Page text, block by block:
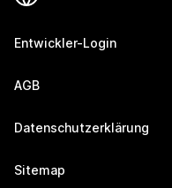
Entwickler-Login
AGB
Datenschutzerklärung
Sitemap